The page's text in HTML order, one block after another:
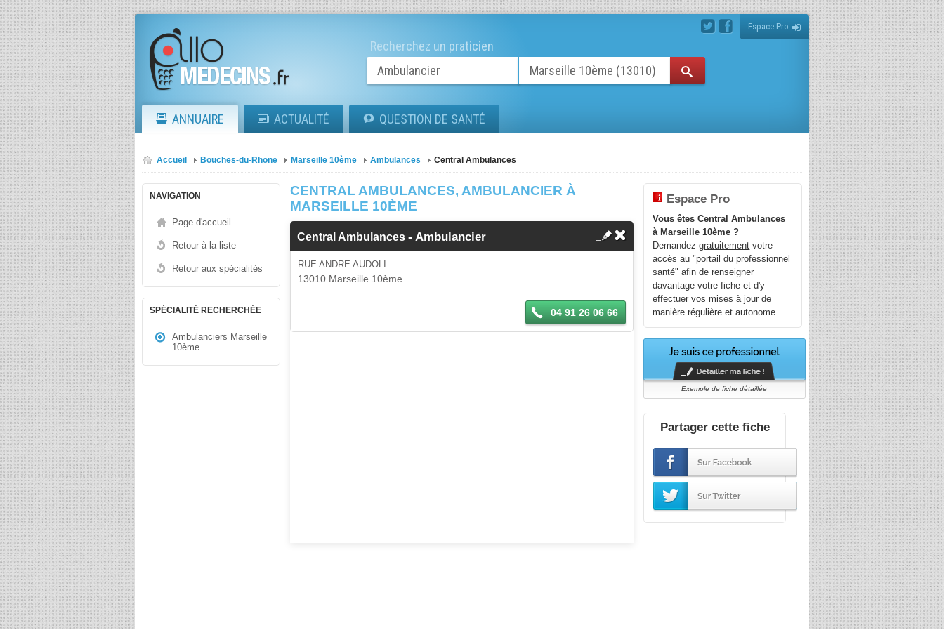
Espace Pro
Recherchez un praticien
ANNUAIRE ACTUALITÉ QUESTION DE SANTÉ
Accueil Bouches-du-Rhone Marseille 10ème Ambulances Central Ambulances
NAVIGATION
Page d'accueil
Retour à la liste
Retour aux spécialités
SPÉCIALITÉ RECHERCHÉE
Ambulanciers Marseille
10ème
CENTRAL AMBULANCES, AMBULANCIER À
MARSEILLE 10ÈME
Central Ambulances- Ambulancier
RUE ANDRE AUDOLI
13010 Marseille 10ème
04 91 26 06 66
Espace Pro
Vous êtes Central Ambulances
à Marseille 10ème ?
Demandezgratuitement votre
accès au "portail du professionnel
santé" afin de renseigner
davantage votre fiche et d'y
effectuer vos mises à jour de
manière régulière et autonome.
Exemple de fiche détaillée
Partager cette fiche